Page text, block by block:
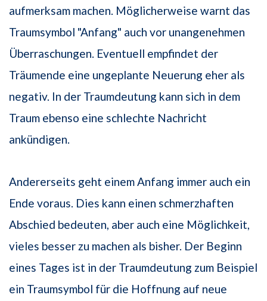
aufmerksam machen. Möglicherweise warnt das
Traumsymbol "Anfang" auch vor unangenehmen
Überraschungen. Eventuell empfindet der
Träumende eine ungeplante Neuerung eher als
negativ. In der Traumdeutung kann sich in dem
Traum ebenso eine schlechte Nachricht
ankündigen.
Andererseits geht einem Anfang immer auch ein
Ende voraus. Dies kann einen schmerzhaften
Abschied bedeuten, aber auch eine Möglichkeit,
vieles besser zu machen als bisher. Der Beginn
eines Tages ist in der Traumdeutung zum Beispiel
ein Traumsymbol für die Hoffnung auf neue